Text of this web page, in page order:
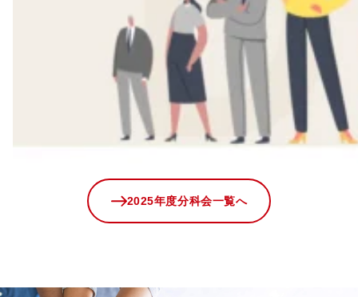
2025年度分科会一覧へ